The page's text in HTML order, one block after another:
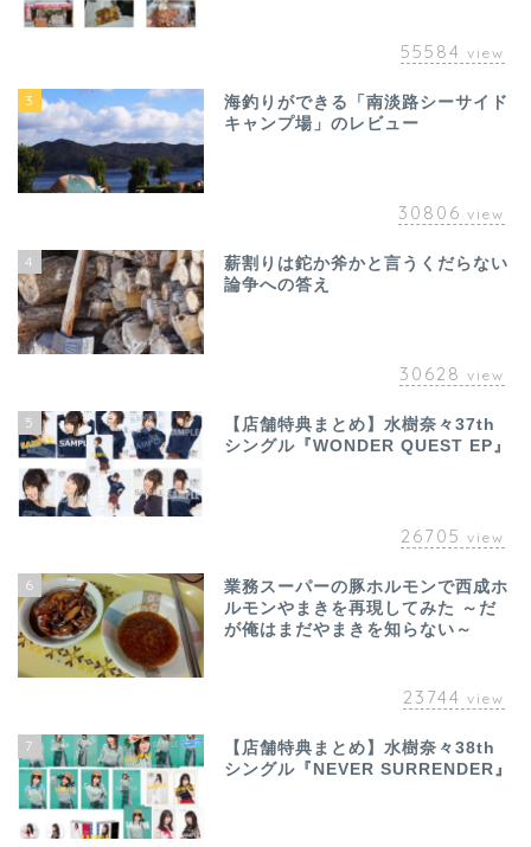
55584 view
3
海釣りができる「南淡路シーサイド
キャンプ場」のレビュー
30806 view
4
薪割りは鉈か斧かと言うくだらない
論争への答え
30628 view
5
【店舗特典まとめ】水樹奈々37th
シングル『WONDER QUEST EP』
26705 view
6
業務スーパーの豚ホルモンで西成ホ
ルモンやまきを再現してみた ～だ
が俺はまだやまきを知らない～
23744 view
7
【店舗特典まとめ】水樹奈々38th
シングル『NEVER SURRENDER』